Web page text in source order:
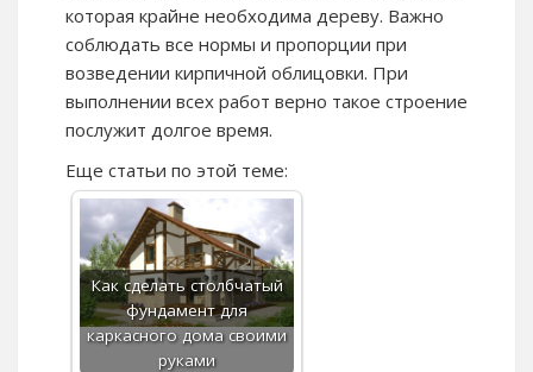
которая крайне необходима дереву. Важно
соблюдать все нормы и пропорции при
возведении кирпичной облицовки. При
выполнении всех работ верно такое строение
послужит долгое время.
Еще статьи по этой теме:
Как сделать столбчатый
фундамент для
каркасного дома своими
руками